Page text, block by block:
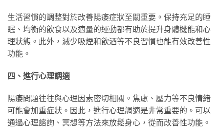
生活習慣的調整對於改善陽痿症狀至關重要。保持充足的睡
眠、均衡的飲食以及適量的運動都有助於提升身體機能和心
理狀態。此外，減少吸煙和飲酒等不良習慣也能有效改善性
功能。
四、進行心理調適
陽痿問題往往與心理因素密切相關。焦慮、壓力等不良情緒
可能會加重症狀。因此，進行心理調適是非常重要的。可以
通過心理諮詢、冥想等方法來放鬆身心，從而改善性功能。